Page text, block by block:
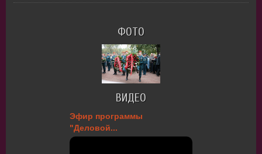
ФОТО
ВИДЕО
Эфир программы
"Деловой...